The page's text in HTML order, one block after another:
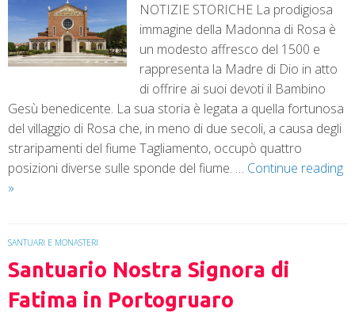
NOTIZIE STORICHE La prodigiosa
immagine della Madonna di Rosa è
un modesto affresco del 1500 e
rappresenta la Madre di Dio in atto
di offrire ai suoi devoti il Bambino
Gesù benedicente. La sua storia è legata a quella fortunosa
del villaggio di Rosa che, in meno di due secoli, a causa degli
straripamenti del fiume Tagliamento, occupò quattro
posizioni diverse sulle sponde del fiume. … Continue reading
»
SANTUARI E MONASTERI
Santuario Nostra Signora di
Fatima in Portogruaro